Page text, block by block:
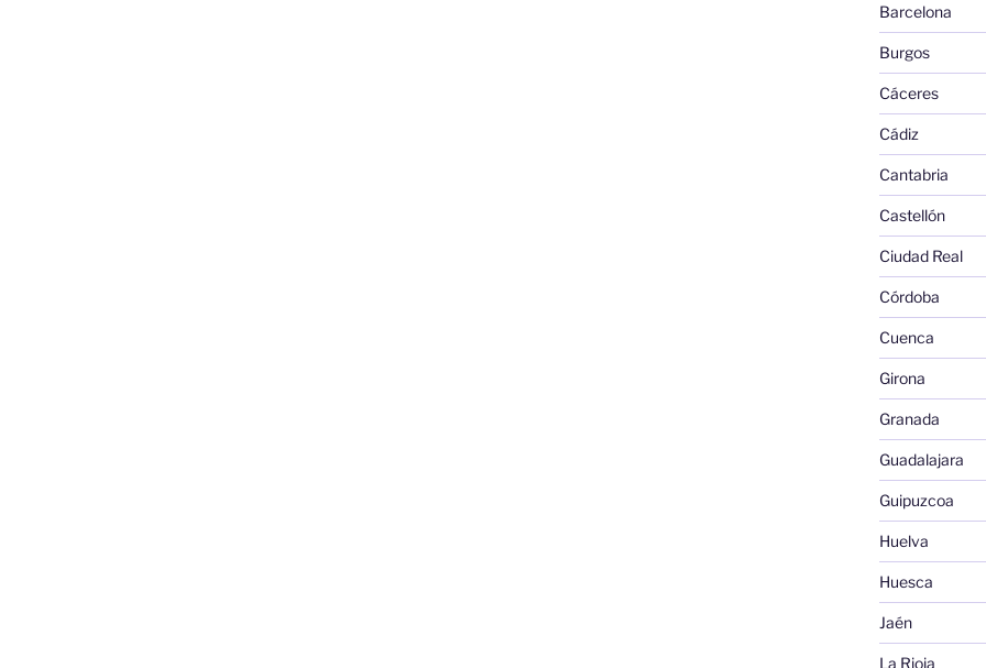
Barcelona
Burgos
Cáceres
Cádiz
Cantabria
Castellón
Ciudad Real
Córdoba
Cuenca
Girona
Granada
Guadalajara
Guipuzcoa
Huelva
Huesca
Jaén
La Rioja